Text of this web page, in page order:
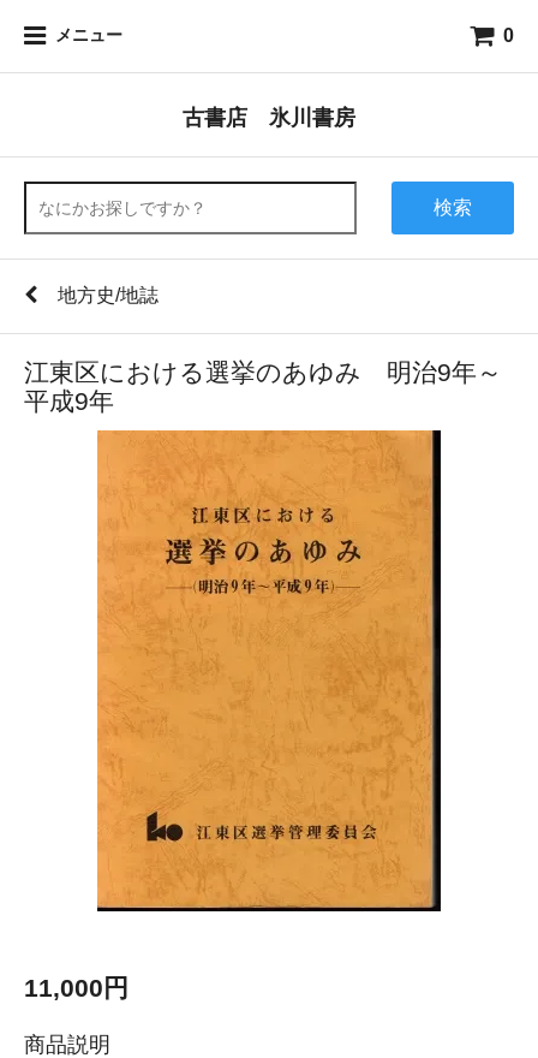
メニュー 0
古書店 氷川書房
検索
地方史/地誌
江東区における選挙のあゆみ 明治9年～
平成9年
11,000円
商品説明